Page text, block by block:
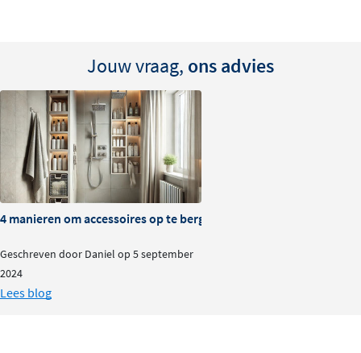
Jouw vraag, ons advies
4 manieren om accessoires op te bergen in je doucheruimte
Geschreven door Daniel op 5 september
2024
Lees blog